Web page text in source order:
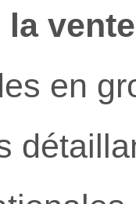
la
en